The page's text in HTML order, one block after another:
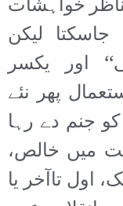
خواہشات
لیکن
اور یکسر
پھر نئے
جنم دے رہا
میں خالص،
اول تاآخر یا